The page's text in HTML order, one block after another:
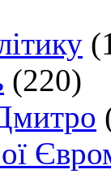
(220)